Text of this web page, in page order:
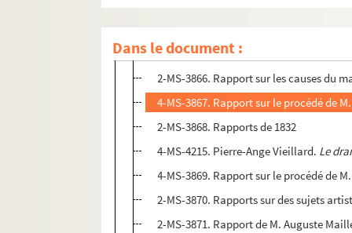
Dans le document :
4-MS-3864. Rapport sur le diagraphe
2-MS-3865. Minute du rapport sur
2-MS-3866. Rapport sur les causes du
4-MS-3867. Rapport sur le procédé de
2-MS-3868. Rapports de 1832
4-MS-4215. Pierre-Ange Vieillard. Le
4-MS-3869. Rapport sur le procédé de
2-MS-3870. Rapports sur des sujets
2-MS-3871. Rapport de M. Auguste